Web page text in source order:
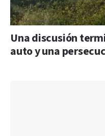
Una discusión
auto y una